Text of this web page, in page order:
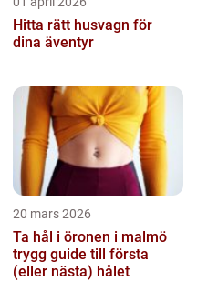
Hitta rätt husvagn för
dina äventyr
20 mars 2026
Ta hål i öronen i malmö
trygg guide till första
(eller nästa) hålet